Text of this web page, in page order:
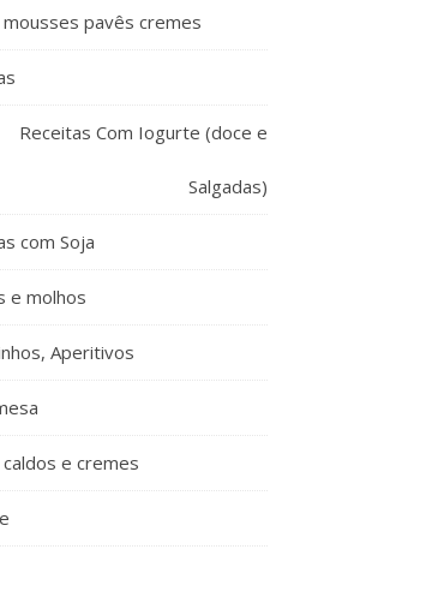
mousses pavês cremes
Receitas Com Iogurte (doce e
Salgadas)
com Soja
e molhos
Aperitivos
caldos e cremes